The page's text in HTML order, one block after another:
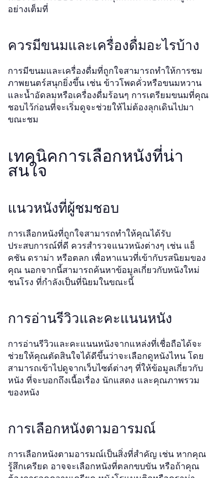
อย่างเต็มที่
ควรมีขนมและเครื่องดื่มอะไรบ้าง
การมีขนมและเครื่องดื่มที่ถูกใจสามารถทำให้การชม
ภาพยนตร์สนุกยิ่งขึ้น เช่น ข้าวโพดคั่วหรือขนมหวาน
และน้ำอัดลมหรือเครื่องดื่มร้อนๆ การเตรียมขนมที่คุณ
ชอบไว้ก่อนที่่จะเริ่มดูจะช่วยให้ไม่ต้องลุกเดินไปมา
ขณะชม
เทคนิคการเลือกหนังที่น่า
สนใจ
แนวหนังที่ผู้ชมชอบ
การเลือกหนังที่ถูกใจสามารถทำให้คุณได้รับ
ประสบการณ์ที่ดี ควรสำรวจแนวหนังต่างๆ เช่น แอ็
คชัน ดราม่า หรือตลก เพื่อหาแนวที่เข้ากับรสนิยมของ
คุณ นอกจากนี้สามารถค้นหาข้อมูลเกี่ยวกับหนังใหม่
ชนโรง ที่กำลังเป็นที่นิยมในขณะนี้
การอ่านรีวิวและคะแนนหนัง
การอ่านรีวิวและคะแนนหนังจากแหล่งที่เชื่อถือได้จะ
ช่วยให้คุณตัดสินใจได้ดีขึ้นว่าจะเลือกดูหนังไหน โดย
สามารถเข้าไปดูจากเว็บไซต์ต่างๆ ที่ให้ข้อมูลเกี่ยวกับ
หนัง ที่จะบอกถึงเนื้อเรื่อง นักแสดง และคุณภาพรวม
ของหนัง
การเลือกหนังตามอารมณ์
การเลือกหนังตามอารมณ์เป็นสิ่งที่สำคัญ เช่น หากคุณ
รู้สึกเครียด อาจจะเลือกหนังที่ตลกขบขัน หรือถ้าคุณ